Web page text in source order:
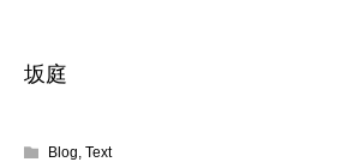
坂庭
Blog, Text